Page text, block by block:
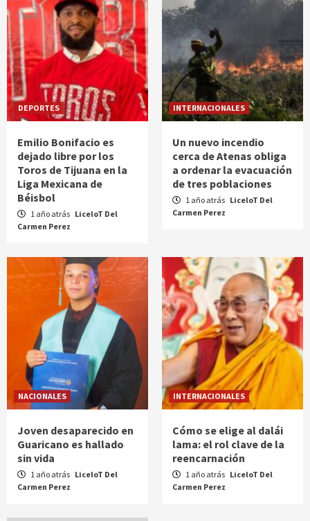
DEPORTES
Emilio Bonifacio es
dejado libre por los
Toros de Tijuana en la
Liga Mexicana de
Béisbol
1 año atrás LiceloT Del
Carmen Perez
INTERNACIONALES
Un nuevo incendio
cerca de Atenas obliga
a ordenar la evacuación
de tres poblaciones
1 año atrás LiceloT Del
Carmen Perez
NACIONALES
Joven desaparecido en
Guaricano es hallado
sin vida
1 año atrás LiceloT Del
Carmen Perez
INTERNACIONALES
Cómo se elige al dalái
lama: el rol clave de la
reencarnación
1 año atrás LiceloT Del
Carmen Perez